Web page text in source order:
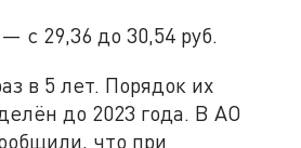
с 29,36 до 30,54 руб.
в 5 лет. Порядок их
до 2023 года. В АО
что при